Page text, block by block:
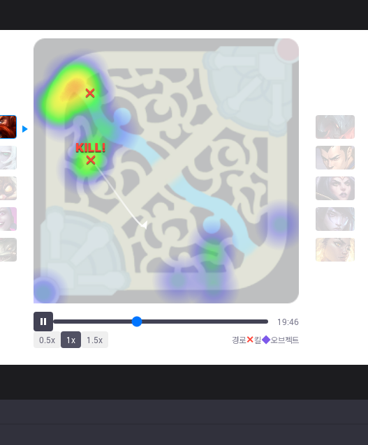
25:02
0.5x 1x 1.5x 경로✕킬◆오브젝트